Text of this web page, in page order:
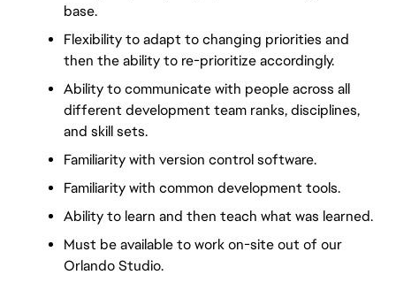
base.
Flexibility to adapt to changing priorities and
then the ability to re-prioritize accordingly.
Ability to communicate with people across all
different development team ranks, disciplines,
and skill sets.
Familiarity with version control software.
Familiarity with common development tools.
Ability to learn and then teach what was learned.
Must be available to work on-site out of our
Orlando Studio.